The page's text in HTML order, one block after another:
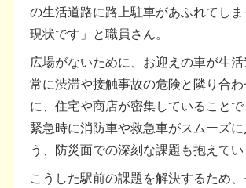
の生活道路に路上駐車があふれてし
現状です」と職員さん。
広場がないために、お迎えの車が生活
常に渋滞や接触事故の危険と隣り合
に、住宅や商店が密集していること
緊急時に消防車や救急車がスムーズ
う、防災面での深刻な課題も抱えてい
こうした駅前の課題を解決するため